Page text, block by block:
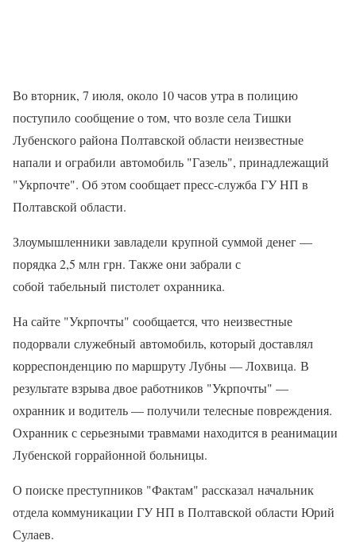
Во вторник, 7 июля, около 10 часов утра в полицию
поступило сообщение о том, что возле села Тишки
Лубенского района Полтавской области неизвестные
напали и ограбили автомобиль "Газель", принадлежащий
"Укрпочте". Об этом сообщает пресс-служба ГУ НП в
Полтавской области.
Злоумышленники завладели крупной суммой денег —
порядка 2,5 млн грн. Также они забрали с
собой табельный пистолет охранника.
На сайте "Укрпочты" сообщается, что неизвестные
подорвали служебный автомобиль, который доставлял
корреспонденцию по маршруту Лубны — Лохвица. В
результате взрыва двое работников "Укрпочты" —
охранник и водитель — получили телесные повреждения.
Охранник с серьезными травмами находится в реанимации
Лубенской горрайонной больницы.
О поиске преступников "Фактам" рассказал начальник
отдела коммуникации ГУ НП в Полтавской области Юрий
Сулаев.